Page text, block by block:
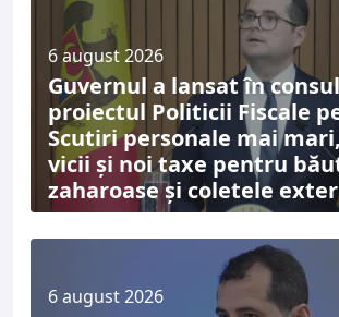
6 august 2026
Guvernul a lansat în
proiectul Politicii Fiscale
Scutiri personale mai
vicii și noi taxe pentru
zaharoase și coletele
6 august 2026